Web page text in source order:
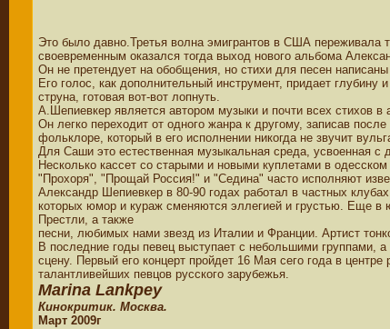
Это было давно.Третья волна эмигрантов в США
своевременным оказался тогда выход нового альбома
Он не претендует на обобщения, но стихи для песен
Его голос, как дополнительный инструмент, придает
струна, готовая вот-вот лопнуть.
А.Шепиевкер является автором музыки и почти всех стихов в
Он легко переходит от одного жанра к другому, записав
фольклоре, который в его исполнении никогда не звучит
Для Саши это естественная музыкальная среда, усвоенная с
Несколько кассет со старыми и новыми куплетами в
"Прохоря", "Прощай Россия!" и "Седина" часто исполняют
Александр Шепиевкер в 80-90 годах работал в частных
которых юмор и кураж сменяются эллегией и грустью. Еще в
Престли, а также
песни, любимых нами звезд из Италии и Франции. Артист
В последние годы певец выступает с небольшими группами,
сцену. Первый его концерт пройдет 16 Мая сего года в
талантливейших певцов русского зарубежья.
Marina Lankpey
Кинокритик. Москва.
Март 2009г